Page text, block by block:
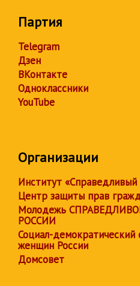
Партия
Telegram
Дзен
ВКонтакте
Одноклассники
YouTube
Организации
Институт
Центр защиты прав
Молодежь
РОССИИ
Социал-демократический
женщин России
Домсовет